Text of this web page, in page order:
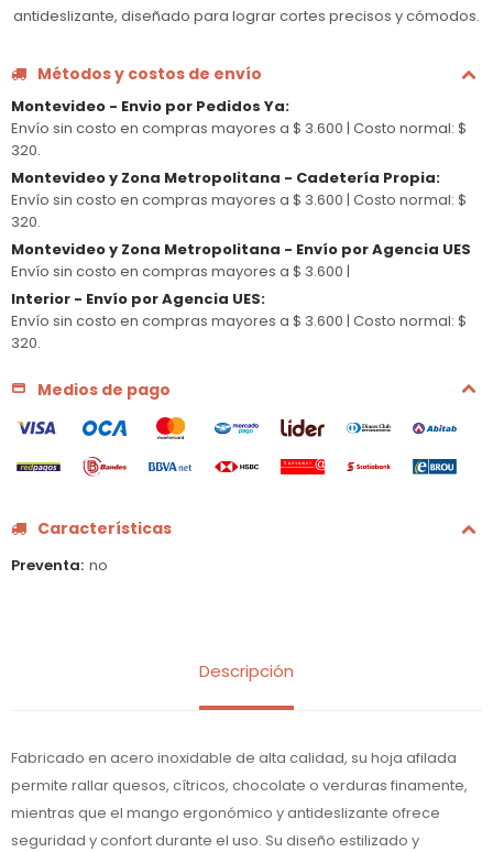
antideslizante, diseñado para lograr cortes precisos y cómodos.
Métodos y costos de envío
Montevideo - Envio por Pedidos Ya:
Envío sin costo en compras mayores a $ 3.600 | Costo normal: $
320.
Montevideo y Zona Metropolitana - Cadetería Propia:
Envío sin costo en compras mayores a $ 3.600 | Costo normal: $
320.
Montevideo y Zona Metropolitana - Envío por Agencia UES
Envío sin costo en compras mayores a $ 3.600 |
Interior - Envío por Agencia UES:
Envío sin costo en compras mayores a $ 3.600 | Costo normal: $
320.
Medios de pago
Características
Preventa no
Descripción
Fabricado en acero inoxidable de alta calidad, su hoja afilada
permite rallar quesos, cítricos, chocolate o verduras finamente,
mientras que el mango ergonómico y antideslizante ofrece
seguridad y confort durante el uso. Su diseño estilizado y